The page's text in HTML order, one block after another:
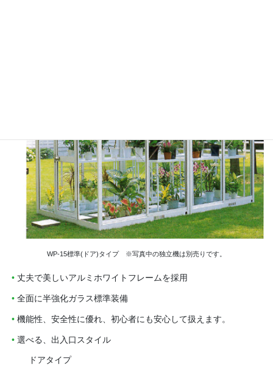
WP-15標準(ドア)タイプ ※写真中の独立機は別売りです。
丈夫で美しいアルミホワイトフレームを採用
全面に半強化ガラス標準装備
機能性、安全性に優れ、初心者にも安心して扱えます。
選べる、出入口スタイル
ドアタイプ